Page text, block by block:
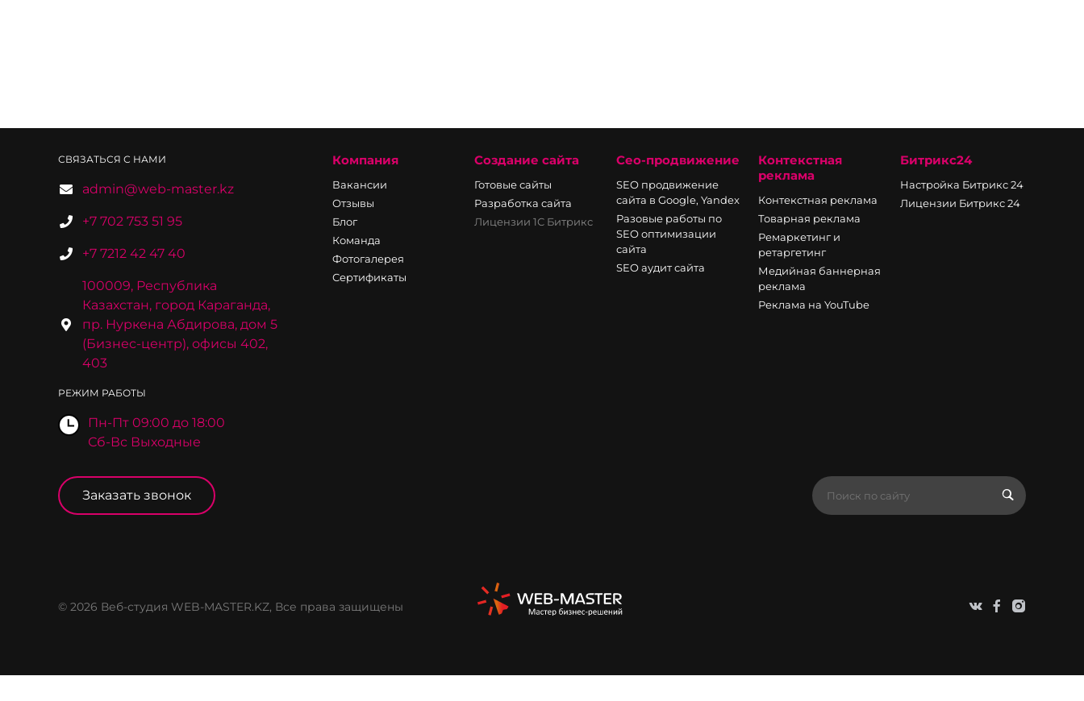
СВЯЗАТЬСЯ С НАМИ
admin@web-master.kz
+7 702 753 51 95
+7 7212 42 47 40
100009, Республика
Казахстан, город Караганда,
пр. Нуркена Абдирова, дом 5
(Бизнес-центр), офисы 402,
403
РЕЖИМ РАБОТЫ
Пн-Пт 09:00 до 18:00
Сб-Вс Выходные
Компания
Вакансии
Отзывы
Блог
Команда
Фотогалерея
Сертификаты
Создание сайта
Готовые сайты
Разработка сайта
Лицензии 1С Битрикс
Сео-продвижение
SEO продвижение
сайта в Google, Yandex
Разовые работы по
SEO оптимизации
сайта
SEO аудит сайта
Контекстная
реклама
Контекстная реклама
Товарная реклама
Ремаркетинг и
ретаргетинг
Медийная баннерная
реклама
Реклама на YouTube
Битрикс24
Настройка Битрикс 24
Лицензии Битрикс 24
Заказать звонок
© 2026 Веб-студия WEB-MASTER.KZ, Все права защищены